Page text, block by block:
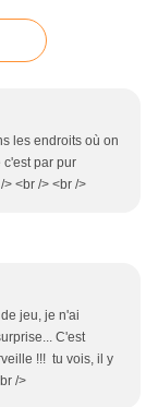
les endroits où on
par pur
<br /> <br />
jeu, je n'ai
C'est
!!! tu vois, il y
/>